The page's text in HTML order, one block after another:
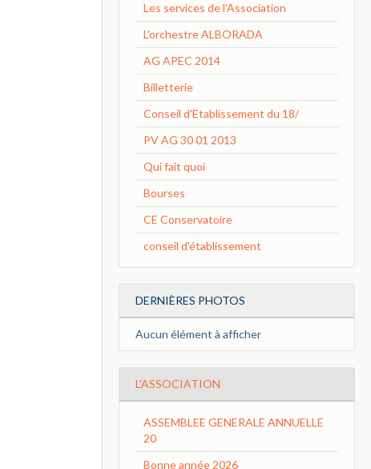
Les services de l'Association
L'orchestre ALBORADA
AG APEC 2014
Billetterie
Conseil d'Etablissement du 18/
PV AG 30 01 2013
Qui fait quoi
Bourses
CE Conservatoire
conseil d'établissement
DERNIÈRES PHOTOS
Aucun élément à afficher
L'ASSOCIATION
ASSEMBLEE GENERALE ANNUELLE
20
Bonne année 2026